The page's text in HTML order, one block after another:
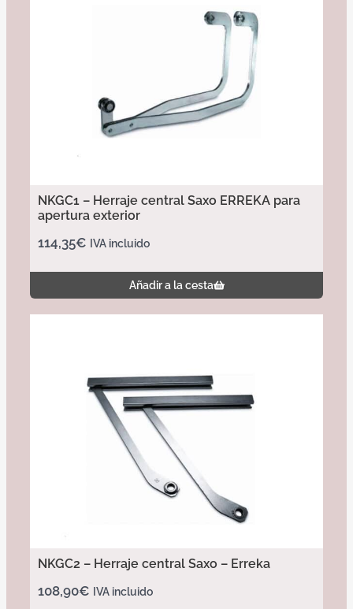
NKGC1 – Herraje central Saxo ERREKA para
apertura exterior
114,35€ IVA incluido
Añadir a la cesta
NKGC2 – Herraje central Saxo – Erreka
108,90€ IVA incluido